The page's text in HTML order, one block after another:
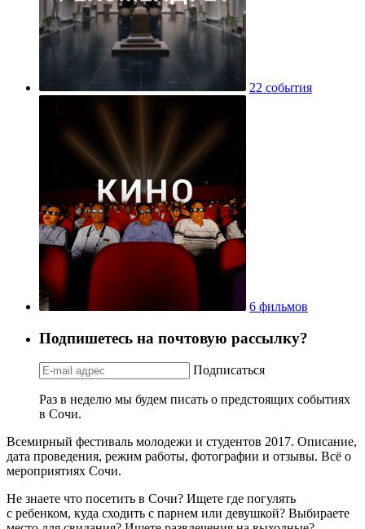
22 события
6 фильмов
Подпишетесь на почтовую рассылку?
Подписаться
Раз в неделю мы будем писать о предстоящих событиях
в Сочи.
Всемирный фестиваль молодежи и студентов 2017. Описание,
дата проведения, режим работы, фотографии и отзывы. Всё о
мероприятиях Сочи.
Не знаете что посетить в Сочи? Ищете где погулять
с ребенком, куда сходить с парнем или девушкой? Выбираете